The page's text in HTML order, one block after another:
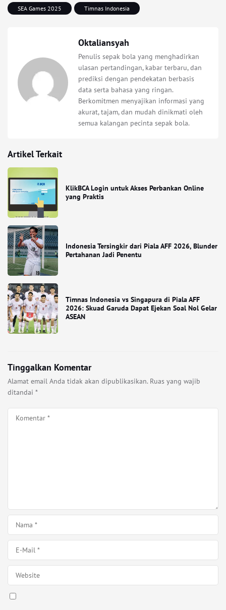
SEA Games 2025 Timnas Indonesia
Oktaliansyah
Penulis sepak bola yang menghadirkan
ulasan pertandingan, kabar terbaru, dan
prediksi dengan pendekatan berbasis
data serta bahasa yang ringan.
Berkomitmen menyajikan informasi yang
akurat, tajam, dan mudah dinikmati oleh
semua kalangan pecinta sepak bola.
Artikel Terkait
KlikBCA Login untuk Akses Perbankan Online
yang Praktis
Indonesia Tersingkir dari Piala AFF 2026, Blunder
Pertahanan Jadi Penentu
Timnas Indonesia vs Singapura di Piala AFF
2026: Skuad Garuda Dapat Ejekan Soal Nol Gelar
ASEAN
Tinggalkan Komentar
Alamat email Anda tidak akan dipublikasikan. Ruas yang wajib
ditandai *